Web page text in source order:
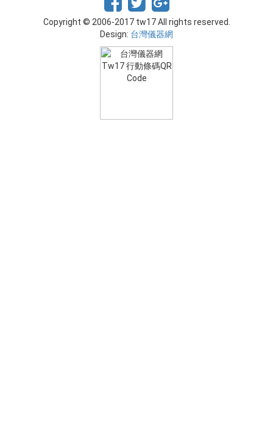
Copyright © 2006-2017 tw17 All rights reserved.
Design: 台灣儀器網